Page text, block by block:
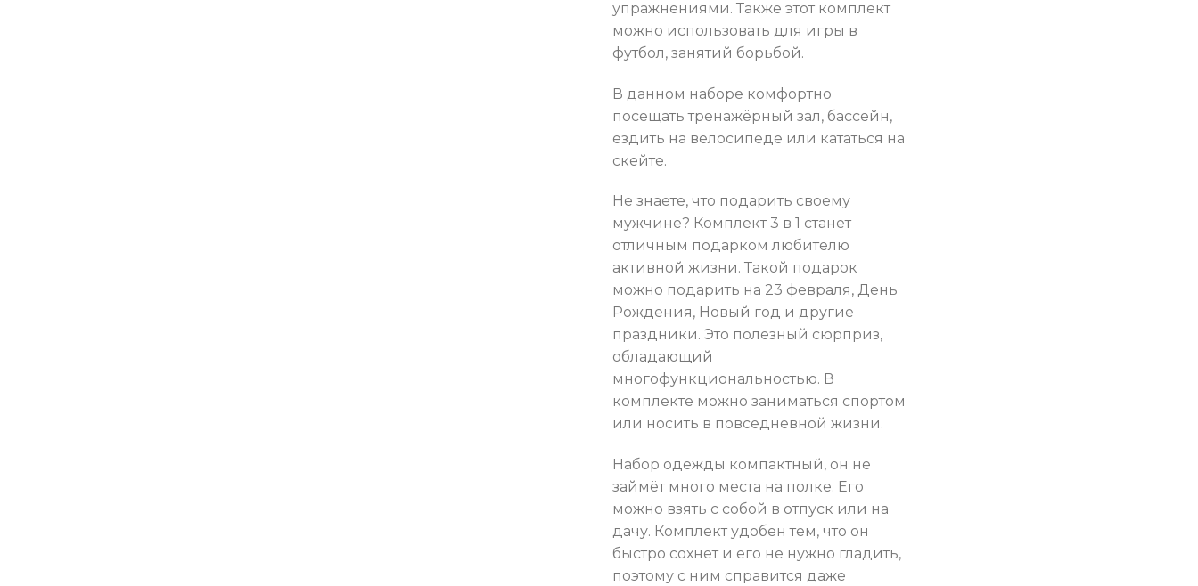
упражнениями. Также этот комплект
можно использовать для игры в
футбол, занятий борьбой.
В данном наборе комфортно
посещать тренажёрный зал, бассейн,
ездить на велосипеде или кататься на
скейте.
Не знаете, что подарить своему
мужчине? Комплект 3 в 1 станет
отличным подарком любителю
активной жизни. Такой подарок
можно подарить на 23 февраля, День
Рождения, Новый год и другие
праздники. Это полезный сюрприз,
обладающий
многофункциональностью. В
комплекте можно заниматься спортом
или носить в повседневной жизни.
Набор одежды компактный, он не
займёт много места на полке. Его
можно взять с собой в отпуск или на
дачу. Комплект удобен тем, что он
быстро сохнет и его не нужно гладить,
поэтому с ним справится даже